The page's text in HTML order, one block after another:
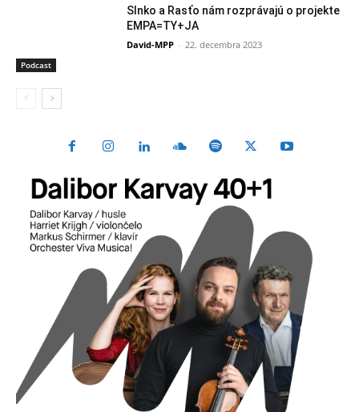
Podcast
Slnko a Rasťo nám rozprávajú o projekte
EMPA=TY+JA
David-MPP - 22. decembra 2023